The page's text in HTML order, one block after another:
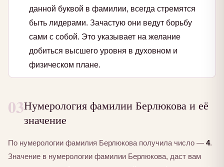
данной буквой в фамилии, всегда стремятся
быть лидерами. Зачастую они ведут борьбу
сами с собой. Это указывает на желание
добиться высшего уровня в духовном и
физическом плане.
03Нумерология фамилии Берлюкова и её
значение
По нумерологии фамилия Берлюкова получила число — 4.
Значение в нумерологии фамилии Берлюкова, даст вам